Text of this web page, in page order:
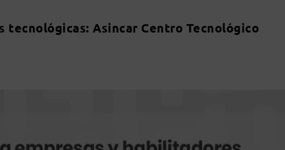
tecnológicas: Asincar Centro Tecnológico